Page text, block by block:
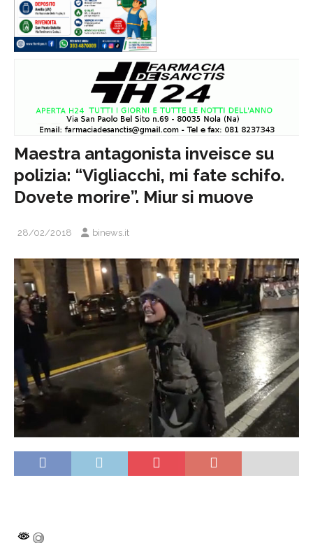
Maestra antagonista inveisce su
polizia: “Vigliacchi, mi fate schifo.
Dovete morire”. Miur si muove
28/02/2018 binews.it